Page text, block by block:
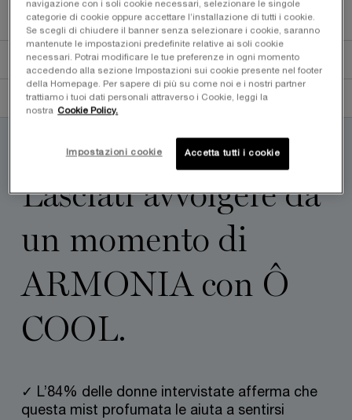
pdp-section-quicklinks
pdp-section-product-description-fragrance-LAYOUT
PDP Section Accordion on Mobile
DESCRIZIONE
INGREDIENTI
Lasciati avvolgere da
un momento di
ARMONIA con Ô
COOL.
✓ L’84% delle donne intervistate afferma che
questa mist profumata le aiuta a sentirsi
navigazione con i soli cookie necessari, selezionare le singole
categorie di cookie oppure accettare l’installazione di tutti i cookie.
Se scegli di chiudere il banner senza selezionare i cookie, saranno
mantenute le impostazioni predefinite relative ai soli cookie
necessari. Potrai modificare le tue preferenze in ogni momento
accedendo alla sezione Impostazioni sui cookie presente nel footer
della Homepage. Per sapere di più su come noi e i nostri partner
trattiamo i tuoi dati personali attraverso i Cookie, leggi la
nostra Cookie Policy.
Impostazioni cookie Accetta tutti i cookie